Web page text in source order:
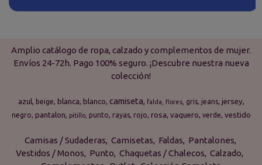
Amplio catálogo de ropa, calzado y complementos de mujer.
Envíos 24-72h. Pago 100% seguro. ¡Descubre nuestra nueva
colección!
azul beige blanca blanco camiseta falda flores gris jeans jersey
negro pantalon pitillo punto rayas rojo rosa vaquero verde vestido
Camisas / Sudaderas Camisetas Faldas
Pantalones
Vestidos / Monos
Punto Chaquetas / Chalecos Calzado